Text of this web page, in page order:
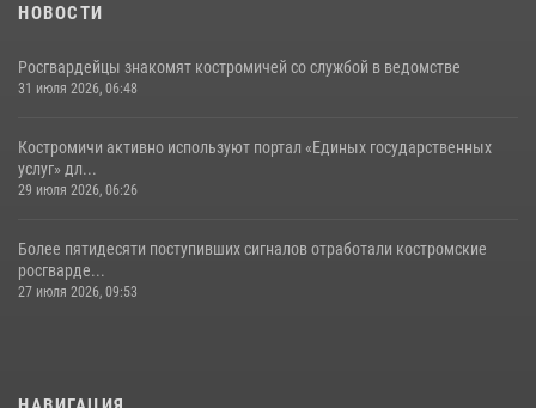
НОВОСТИ
Росгвардейцы знакомят костромичей со службой в ведомстве
31 июля 2026, 06:48
Костромичи активно используют портал «Единых государственных
услуг» дл...
29 июля 2026, 06:26
Более пятидесяти поступивших сигналов отработали костромские
росгварде...
27 июля 2026, 09:53